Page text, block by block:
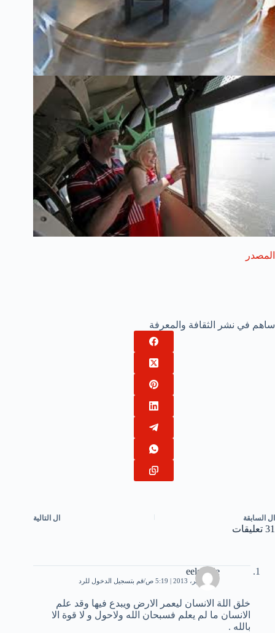
المصدر
ساهم في نشر الثقافة والمعرفة
ال السابقة ال التالية
31 تعليقات
eelshafie
17 سبتمبر، 2013 | 5:19 ص قم بتسجيل الدخول للرد
خلق اللة اﻻنسان ليعمر اﻻرض ويبدع فيها وقد علم
اﻻنسان ما لم يعلم فسبحان الله وﻻحول و ﻻ قوة اﻻ
بالله .